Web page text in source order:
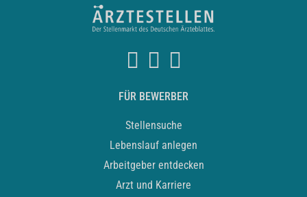
FÜR BEWERBER
Stellensuche
Lebenslauf anlegen
Arbeitgeber entdecken
Arzt und Karriere